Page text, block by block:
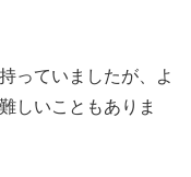
っていましたが、よ
しいこともありま